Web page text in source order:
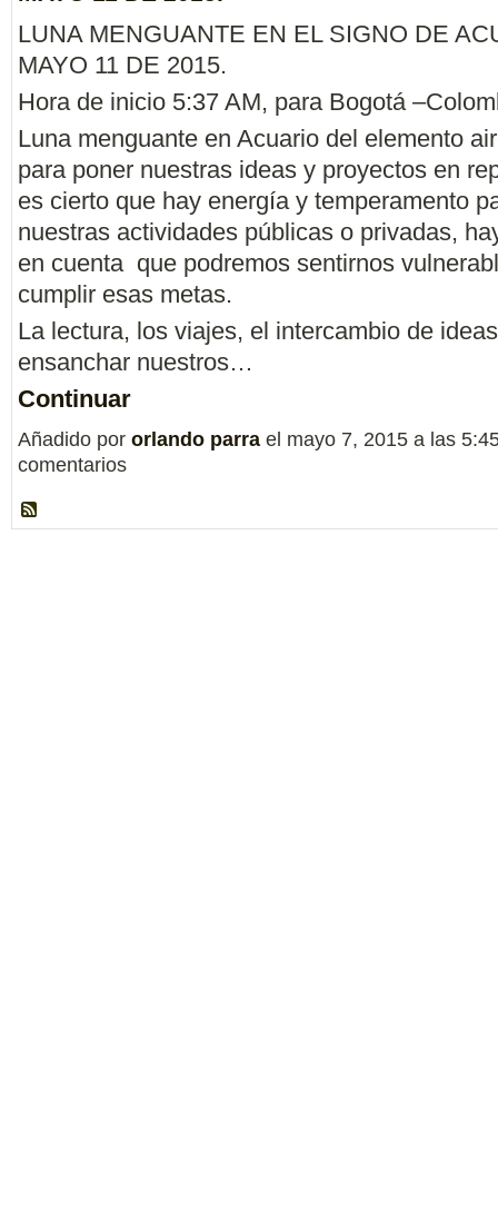
LUNA MENGUANTE EN EL SIGNO DE
MAYO 11 DE 2015.
Hora de inicio 5:37 AM, para Bogotá
Luna menguante en Acuario del elemento
para poner nuestras ideas y proyectos en
es cierto que hay energía y temperamento
nuestras actividades públicas o privadas,
en cuenta que podremos sentirnos
cumplir esas metas.
La lectura, los viajes, el intercambio de
ensanchar nuestros…
Continuar
Añadido por orlando parra el mayo 7, 2015 a las
comentarios